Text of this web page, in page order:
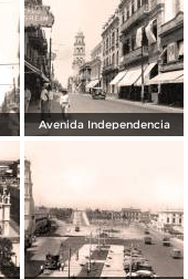
Avenida Independencia